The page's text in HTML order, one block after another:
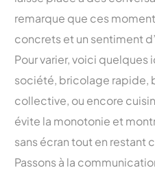
remarque que ces
concrets et un sentiment
Pour varier, voici quelques
société, bricolage rapide,
collective, ou encore
évite la monotonie et
sans écran tout en restant
Passons à la